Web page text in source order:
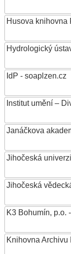
Husova knihovna
Hydrologický
IdP - soaplzen.cz
Institut umění –
Janáčkova
Jihočeská
Jihočeská
K3 Bohumín, p.o.
Knihovna